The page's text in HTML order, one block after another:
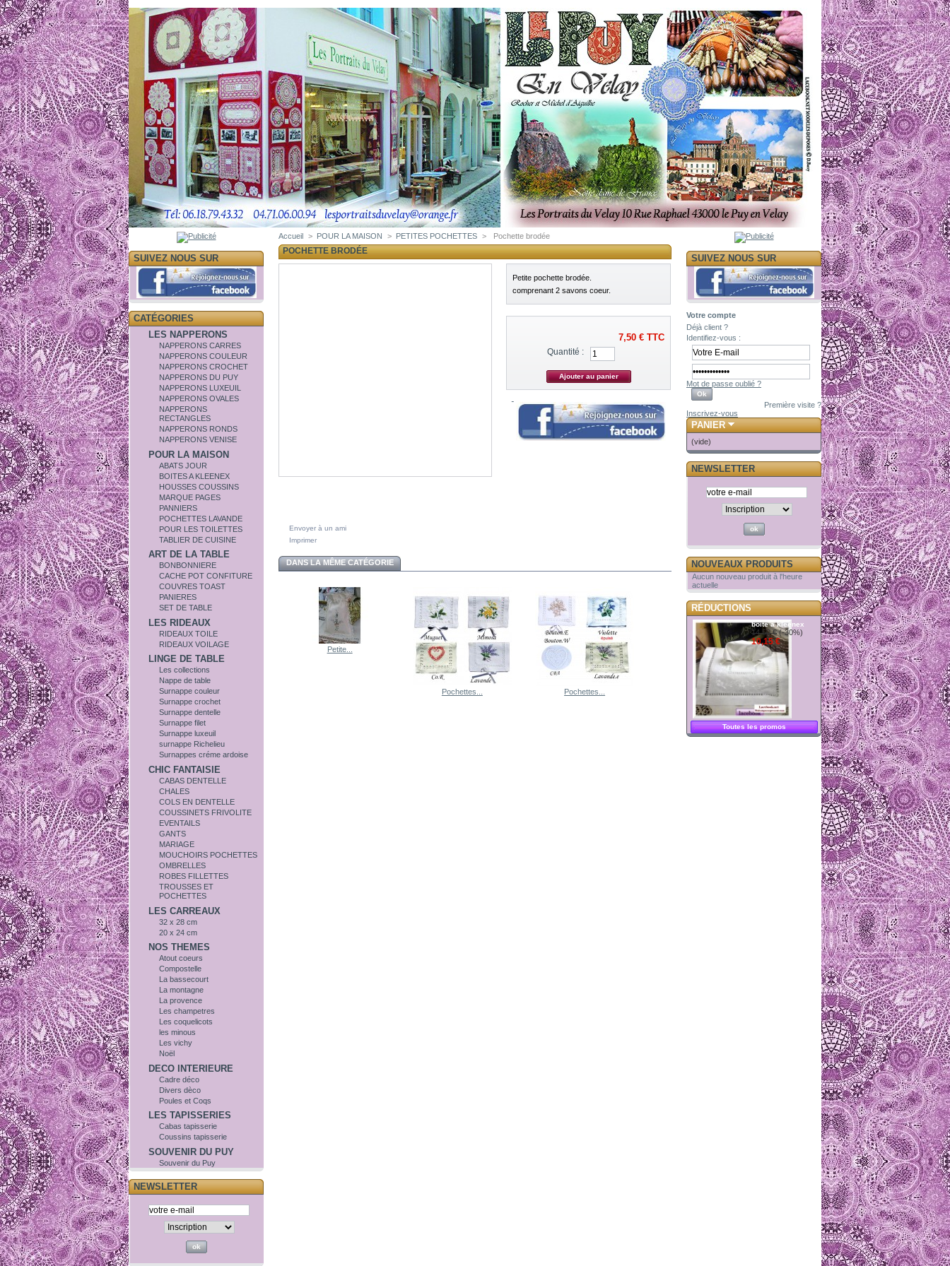
SUIVEZ NOUS SUR
CATÉGORIES
LES NAPPERONS
NAPPERONS CARRES
NAPPERONS COULEUR
NAPPERONS CROCHET
NAPPERONS DU PUY
NAPPERONS LUXEUIL
NAPPERONS OVALES
NAPPERONS
RECTANGLES
NAPPERONS RONDS
NAPPERONS VENISE
POUR LA MAISON
ABATS JOUR
BOITES A KLEENEX
HOUSSES COUSSINS
MARQUE PAGES
PANNIERS
POCHETTES LAVANDE
POUR LES TOILETTES
TABLIER DE CUISINE
ART DE LA TABLE
BONBONNIERE
CACHE POT CONFITURE
COUVRES TOAST
PANIERES
SET DE TABLE
LES RIDEAUX
RIDEAUX TOILE
RIDEAUX VOILAGE
LINGE DE TABLE
Les collections
Nappe de table
Surnappe couleur
Surnappe crochet
Surnappe dentelle
Surnappe filet
Surnappe luxeuil
surnappe Richelieu
Surnappes créme ardoise
CHIC FANTAISIE
CABAS DENTELLE
CHALES
COLS EN DENTELLE
COUSSINETS FRIVOLITE
EVENTAILS
GANTS
MARIAGE
MOUCHOIRS POCHETTES
OMBRELLES
ROBES FILLETTES
TROUSSES ET
POCHETTES
LES CARREAUX
32 x 28 cm
20 x 24 cm
NOS THEMES
Atout coeurs
Compostelle
La bassecourt
La montagne
La provence
Les champetres
Les coquelicots
les minous
Les vichy
Noël
DECO INTERIEURE
Cadre déco
Divers dèco
Poules et Coqs
LES TAPISSERIES
Cabas tapisserie
Coussins tapisserie
SOUVENIR DU PUY
Souvenir du Puy
NEWSLETTER
Accueil > POUR LA MAISON > PETITES POCHETTES > Pochette brodée
POCHETTE BRODÉE
Envoyer à un ami
Imprimer
Petite pochette brodée.
comprenant 2 savons coeur.
7,50 €TTC
Quantité :
DANS LA MÊME CATÉGORIE
Petite...
Pochettes... Pochettes...
SUIVEZ NOUS SUR
Votre compte
Déjà client ?
Identifiez-vous :
Mot de passe oublié ?
Première visite ?
Inscrivez-vous
PANIER
(vide)
NEWSLETTER
NOUVEAUX PRODUITS
Aucun nouveau produit à l'heure
actuelle
RÉDUCTIONS
boite à kleenex
14,50 € (-30%)
10,15 €
Toutes les promos